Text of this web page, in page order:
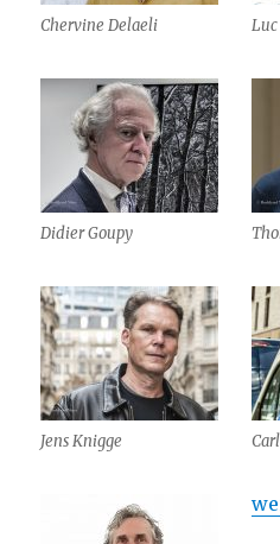
Chervine Delaeli
Didier Goupy
Jens Knigge